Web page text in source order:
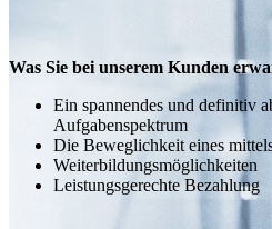
Was Sie bei unserem Kunden
Ein spannendes und definitiv
Aufgabenspektrum
Die Beweglichkeit eines
Weiterbildungsmöglichkeiten
Leistungsgerechte Bezahlung